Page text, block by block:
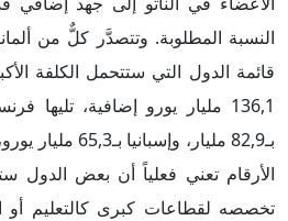
النسبة المطلوبة. وتتصدَّر كلٌّ من
قائمة الدول التي ستتحمل الكلفة
بـ82,9 مليار،
الأرقام تعني فعلياً أن بعض الدول
تخصصه لقطاعات كبرى كالتعليم أو